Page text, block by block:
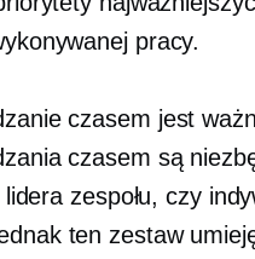
pracy.
czasem jest
czasem są
zespołu, czy
ten zestaw